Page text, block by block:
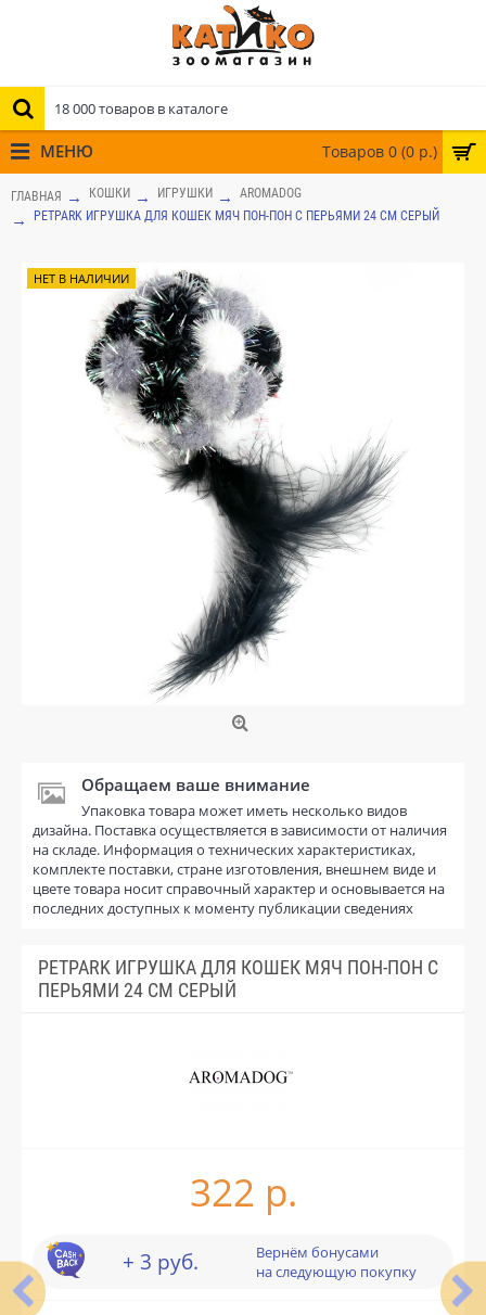
Товаров 0 (0 р.)
МЕНЮ
ГЛАВНАЯ КОШКИ ИГРУШКИ
AROMADOG
PETPARK ИГРУШКА ДЛЯ КОШЕК МЯЧ ПОН-ПОН С ПЕРЬЯМИ 24 СМ СЕРЫЙ
НЕТ В НАЛИЧИИ
Обращаем ваше внимание
Упаковка товара может иметь несколько видов
дизайна. Поставка осуществляется в зависимости от наличия
на складе. Информация о технических характеристиках,
комплекте поставки, стране изготовления, внешнем виде и
цвете товара носит справочный характер и основывается на
последних доступных к моменту публикации сведениях
PETPARK ИГРУШКА ДЛЯ КОШЕК МЯЧ ПОН-ПОН С
ПЕРЬЯМИ 24 СМ СЕРЫЙ
322 р.
+ 3 руб.
Вернём бонусами
на следующую покупку